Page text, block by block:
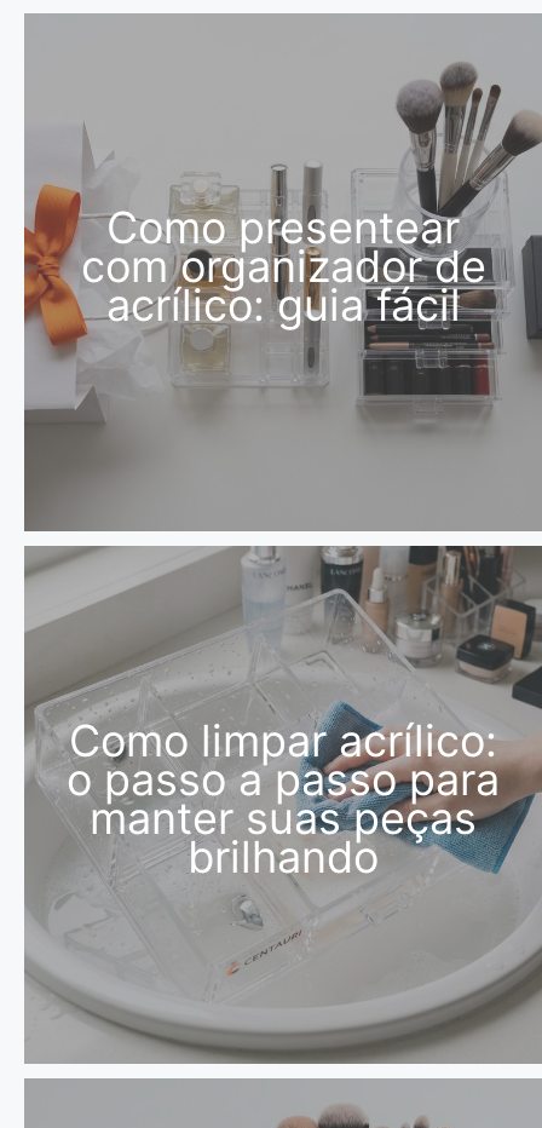
Como presentear
com organizador de
acrílico: guia fácil
Como limpar acrílico:
o passo a passo para
manter suas peças
brilhando